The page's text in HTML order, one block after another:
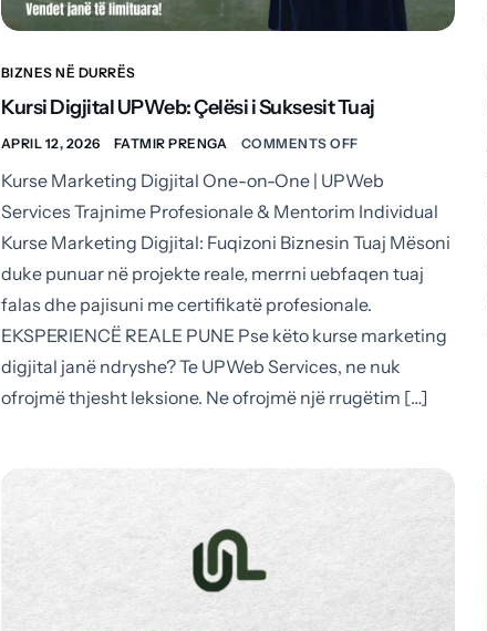
BIZNES NË DURRËS
Kursi Digjital UPWeb: Çelësi i Suksesit Tuaj
APRIL 12, 2026 FATMIR PRENGA COMMENTS OFF
Kurse Marketing Digjital One-on-One | UPWeb
Services Trajnime Profesionale & Mentorim Individual
Kurse Marketing Digjital: Fuqizoni Biznesin Tuaj Mësoni
duke punuar në projekte reale, merrni uebfaqen tuaj
falas dhe pajisuni me certifikatë profesionale.
EKSPERIENCË REALE PUNE Pse këto kurse marketing
digjital janë ndryshe? Te UPWeb Services, ne nuk
ofrojmë thjesht leksione. Ne ofrojmë një rrugëtim […]